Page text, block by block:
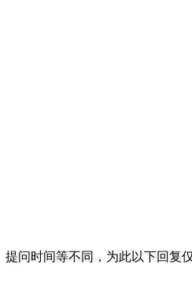
问时间等不同，为此以下回复